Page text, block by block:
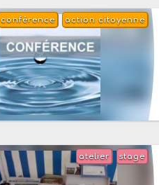
action citoyenne
conférence
stage
atelier